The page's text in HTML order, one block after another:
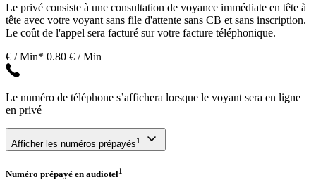
Le privé consiste à une consultation de voyance immédiate en tête à
tête avec votre voyant sans file d'attente sans CB et sans inscription.
Le coût de l'appel sera facturé sur votre facture téléphonique.
€ / Min* 0.80 € / Min
Le numéro de téléphone s’affichera lorsque le voyant sera en ligne
en privé
Afficher les numéros prépayés1
Numéro prépayé en audiotel1